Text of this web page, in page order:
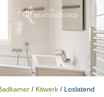
/ Kitwerk /
Loslatend